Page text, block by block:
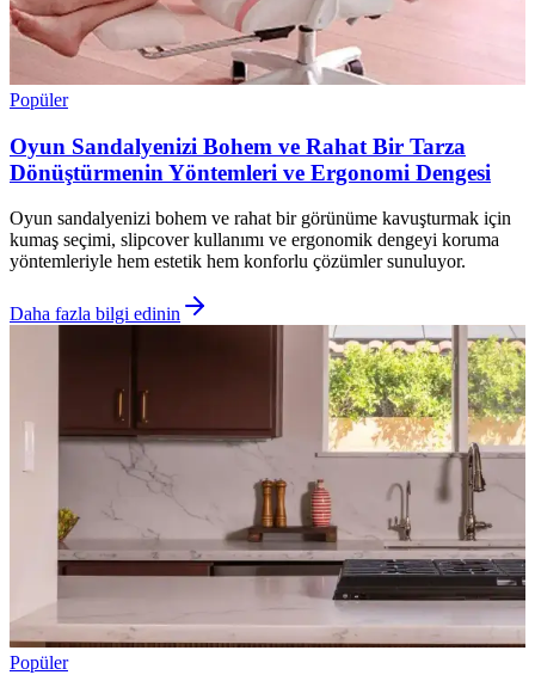
Popüler
Oyun Sandalyenizi Bohem ve Rahat Bir Tarza
Dönüştürmenin Yöntemleri ve Ergonomi Dengesi
Oyun sandalyenizi bohem ve rahat bir görünüme kavuşturmak için
kumaş seçimi, slipcover kullanımı ve ergonomik dengeyi koruma
yöntemleriyle hem estetik hem konforlu çözümler sunuluyor.
Daha fazla bilgi edinin
Popüler